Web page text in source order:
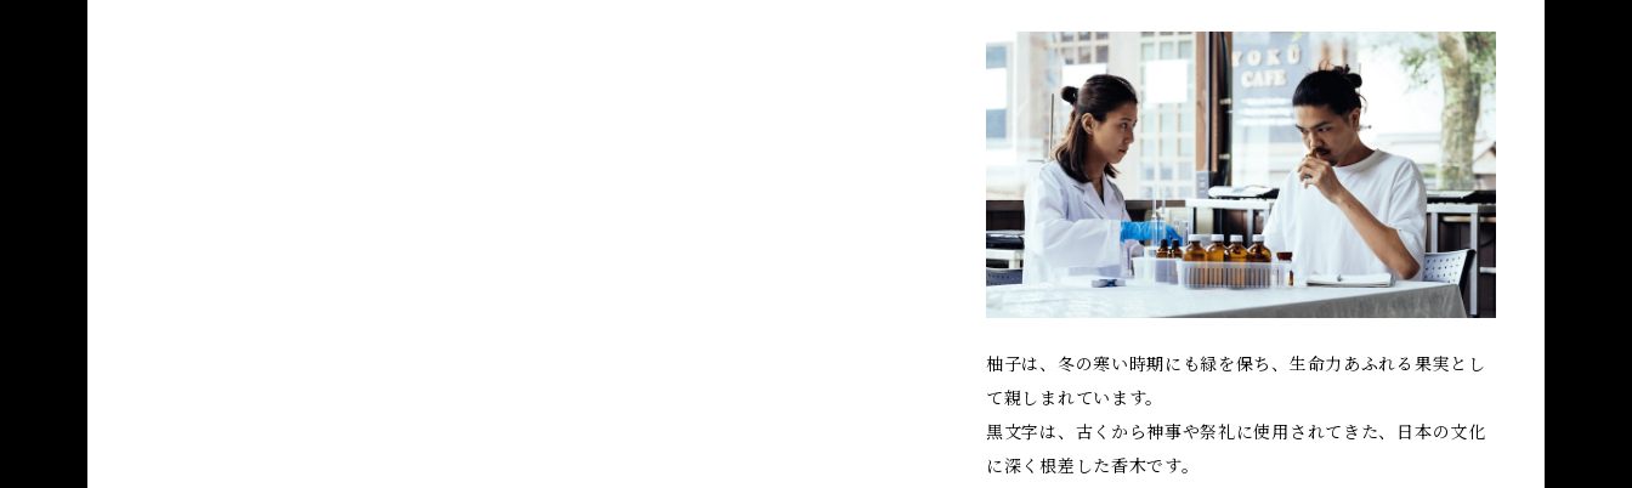
柚子は、冬の寒い時期にも緑を保ち、生命力あふれる果実とし
て親しまれています。
黒文字は、古くから神事や祭礼に使用されてきた、日本の文化
に深く根差した香木です。